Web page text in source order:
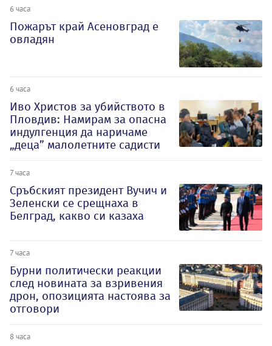
6 часа
Пожарът край Асеновград е
овладян
6 часа
Иво Христов за убийството в
Пловдив: Намирам за опасна
индулгенция да наричаме
„деца” малолетните садисти
7 часа
Сръбският президент Вучич и
Зеленски се срещнаха в
Белград, какво си казаха
7 часа
Бурни политически реакции
след новината за взривения
дрон, опозицията настоява за
отговори
8 часа